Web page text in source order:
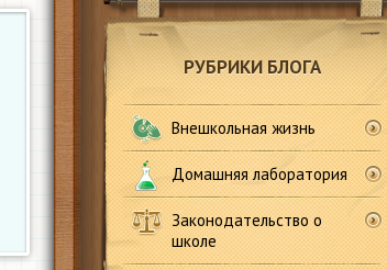
РУБРИКИ БЛОГА
Внешкольная жизнь
Домашняя лаборатория
Законодательство о
школе